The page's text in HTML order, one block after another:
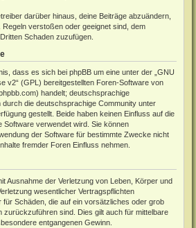
darüber hinaus, deine Beiträge abzuändern,
Regeln verstoßen oder geeignet sind, dem
Schaden zuzufügen.
dass es sich bei phpBB um eine unter der „GNU
v2“ (GPL) bereitgestellten Foren-Software von
) handelt; deutschsprachige
durch die deutschsprachige Community unter
gestellt. Beide haben keinen Einfluss auf die
Software verwendet wird. Sie können
der Software für bestimmte Zwecke nicht
fremder Foren Einfluss nehmen.
Ausnahme der Verletzung von Leben, Körper und
wesentlicher Vertragspflichten
für Schäden, die auf ein vorsätzliches oder grob
zurückzuführen sind. Dies gilt auch für mittelbare
entgangenen Gewinn.